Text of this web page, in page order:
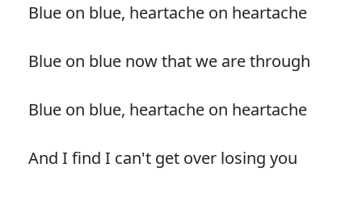
Blue on blue, heartache on heartache
Blue on blue now that we are through
Blue on blue, heartache on heartache
And I find I can't get over losing you